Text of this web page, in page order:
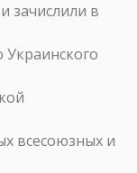
зачислили в
всесоюзных и